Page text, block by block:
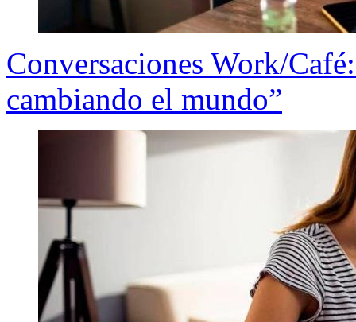
Conversaciones Work/
cambiando el mundo”